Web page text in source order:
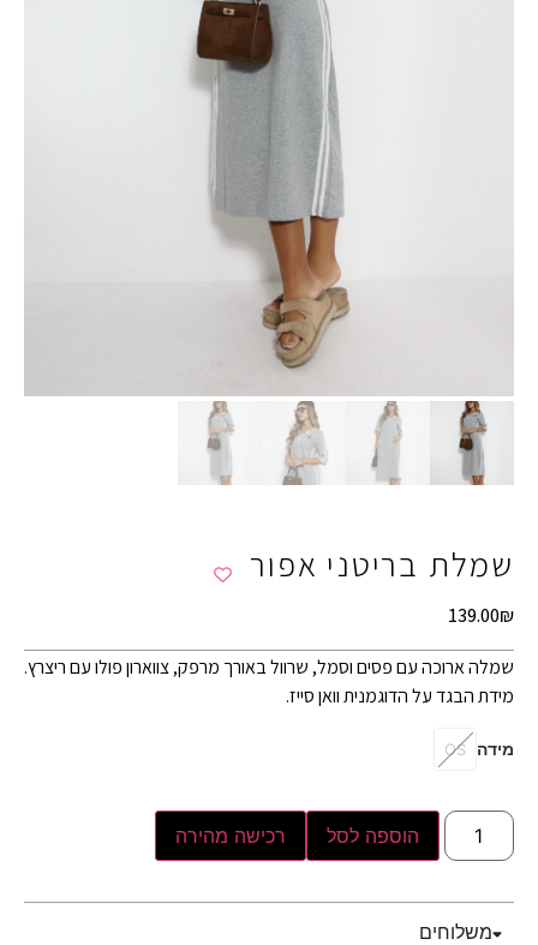
שמלת בריטני אפור
139.00₪
שמלה ארוכה עם פסים וסמל, שרוול באורך מרפק, צווארון פולו עם ריצרץ.
מידת הבגד על הדוגמנית וואן סייז.
מידה OS
הוספה לסל רכישה מהירה
משלוחים